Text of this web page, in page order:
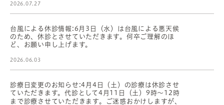
2026.07.27
台風による休診情報:6月3日（水）は台風による悪天候
のため、休診とさせていただきます。何卒ご理解のほ
ど、お願い申し上げます。
2026.06.03
診療日変更のお知らせ:4月4日（土）の診療は休診させ
ていただきます。代診として4月11日（土）9時〜12時
まで診療させていただきます。ご迷惑おかけしますが、